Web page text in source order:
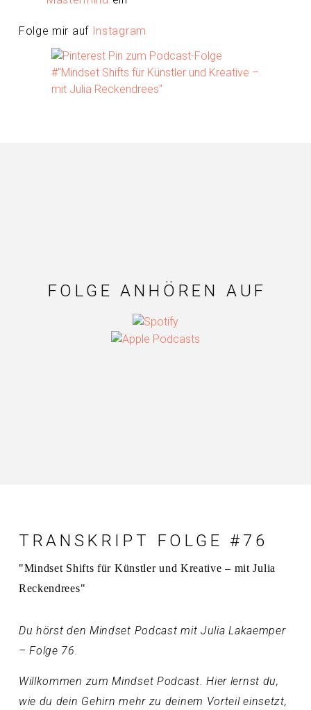
Folge mir auf Instagram
FOLGE ANHÖREN AUF
TRANSKRIPT FOLGE #76
"Mindset Shifts für Künstler und Kreative – mit Julia
Reckendrees"
Du hörst den Mindset Podcast mit Julia Lakaemper
– Folge 76.
Willkommen zum Mindset Podcast. Hier lernst du,
wie du dein Gehirn mehr zu deinem Vorteil einsetzt,